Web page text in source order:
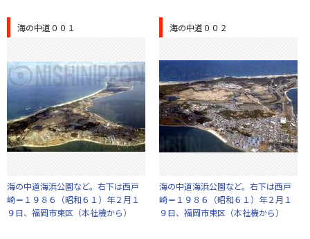
海の中道００１
海の中道海浜公園など。右下は西戸
崎＝１９８６（昭和６１）年２月１
９日、福岡市東区（本社機から）
海の中道００２
海の中道海浜公園など。右下は西戸
崎＝１９８６（昭和６１）年２月１
９日、福岡市東区（本社機から）